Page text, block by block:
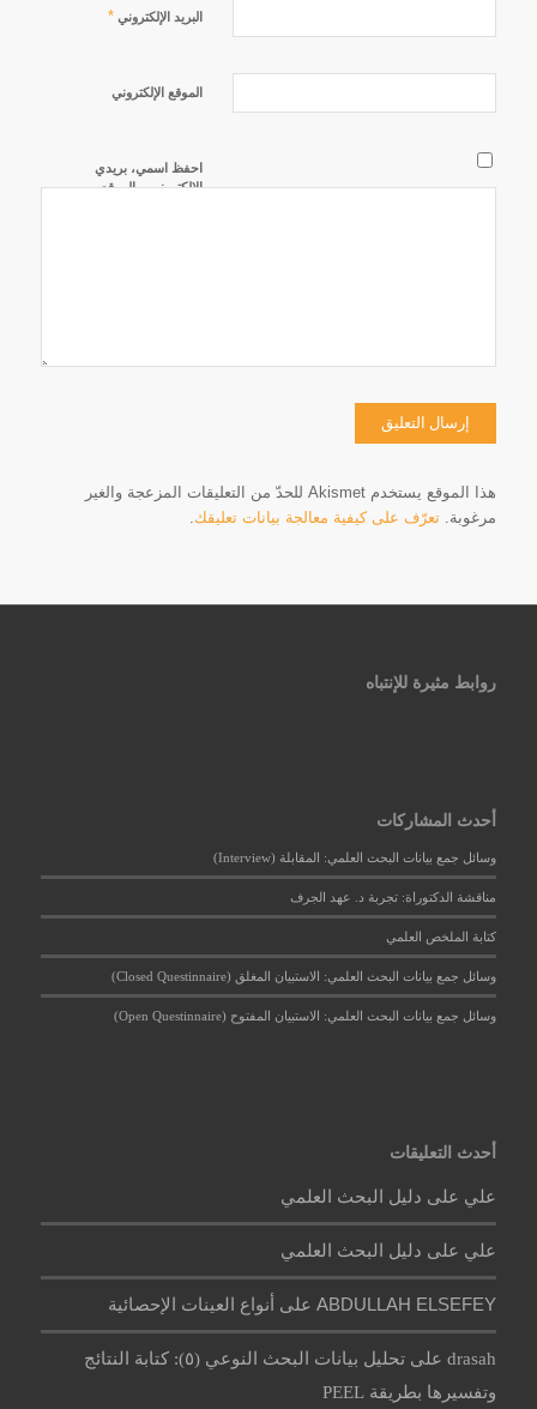
البريد الإلكتروني *
الموقع الإلكتروني
احفظ اسمي، بريدي
الإلكتروني، والموقع
هذا الموقع يستخدم Akismet للحدّ من التعليقات المزعجة والغير
مرغوبة. تعرّف على كيفية معالجة بيانات تعليقك.
روابط مثيرة للإنتباه
أحدث المشاركات
وسائل جمع بيانات البحث العلمي: المقابلة (Interview)
مناقشة الدكتوراة: تجربة د. عهد الجرف
كتابة الملخص العلمي
وسائل جمع بيانات البحث العلمي: الاستبيان المغلق (Closed Questinnaire)
وسائل جمع بيانات البحث العلمي: الاستبيان المفتوح (Open Questinnaire)
أحدث التعليقات
علي على دليل البحث العلمي
علي على دليل البحث العلمي
ABDULLAH ELSEFEYعلى أنواع العينات الإحصائية
drasahعلى
تحليل بيانات البحث النوعي (٥): كتابة النتائج
وتفسيرها بطريقة PEEL